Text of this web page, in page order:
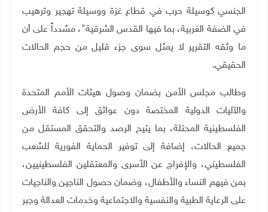
الجنسي كوسيلة حرب في قطاع غزة ووسيلة تهجير وترهيب
في الضفة الغربية، بما فيها القدس الشرقية"، مشدداً على أن
ما وثقه التقرير لا يمثل سوى جزء قليل من حجم الحالات
الحقيقي.
وطالب مجلس الأمن بضمان وصول هيئات الأمم المتحدة
والآليات الدولية المختصة دون عوائق إلى كافة الأرض
الفلسطينية المحتلة، بما يتيح الرصد والتحقق المستقل من
جميع الحالات، إضافة إلى توفير الحماية الفورية للشعب
الفلسطيني، والإفراج عن الأسرى والمعتقلين الفلسطينيين،
بمن فيهم النساء والأطفال، وضمان حصول الناجين والناجيات
على الرعاية الطبية والنفسية والاجتماعية وخدمات العدالة وجبر